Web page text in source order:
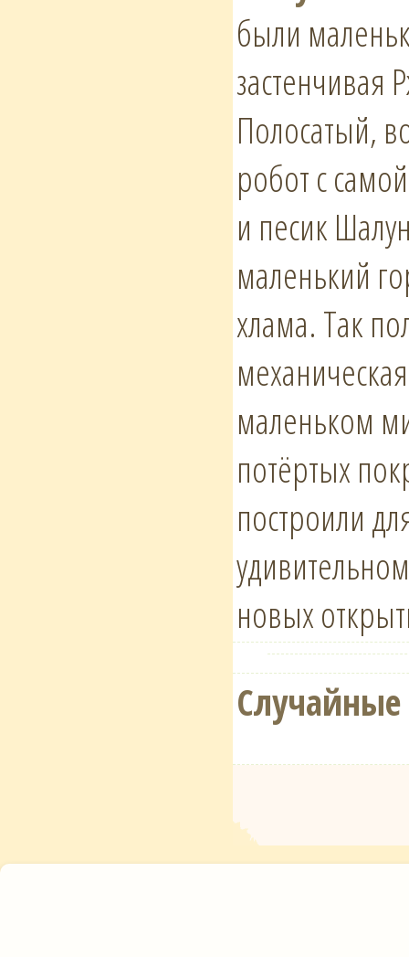
были
застенчивая
Полосатый,
робот с
и песик
маленький
хлама. Так
маленьком
потёртых
построили
новых